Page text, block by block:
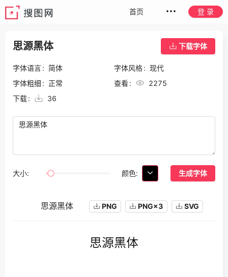
首页 登 录
思源黑体 下载字体
字体语言 简体 字体风格
现代
字体粗细
正常 查看
2275
下载
36
大小: 颜色: 生成字体
思源黑体 PNG PNG×3 SVG